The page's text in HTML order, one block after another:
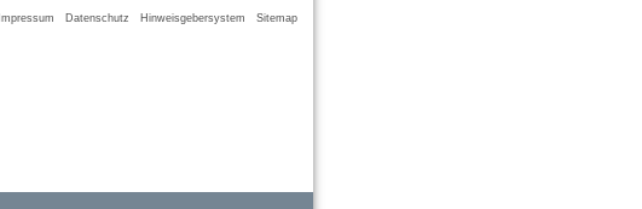
Impressum Datenschutz Hinweisgebersystem Sitemap